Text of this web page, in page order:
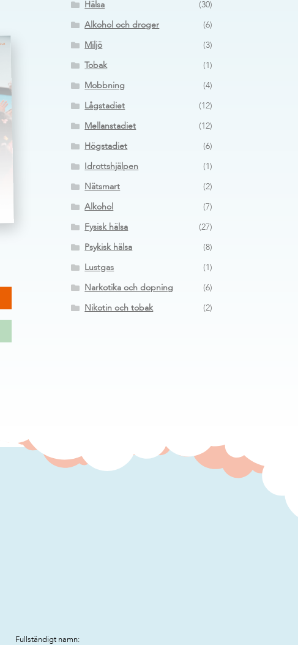
Hälsa (30)
Alkohol och droger (6)
Miljö (3)
Tobak (1)
Mobbning (4)
Lågstadiet (12)
Mellanstadiet (12)
Högstadiet (6)
Idrottshjälpen (1)
Nätsmart (2)
Alkohol (7)
Fysisk hälsa (27)
Psykisk hälsa (8)
Lustgas (1)
Narkotika och dopning (6)
Nikotin och tobak (2)
Fullständigt namn: